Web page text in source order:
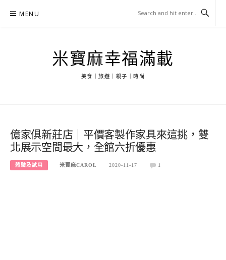
MENU
米寶麻幸福滿載
美食｜旅遊｜親子｜時尚
億家俱新莊店｜平價客製作家具來這挑，雙
北展示空間最大，全館六折優惠
體驗及試用 米寶麻CAROL 2020-11-17 1